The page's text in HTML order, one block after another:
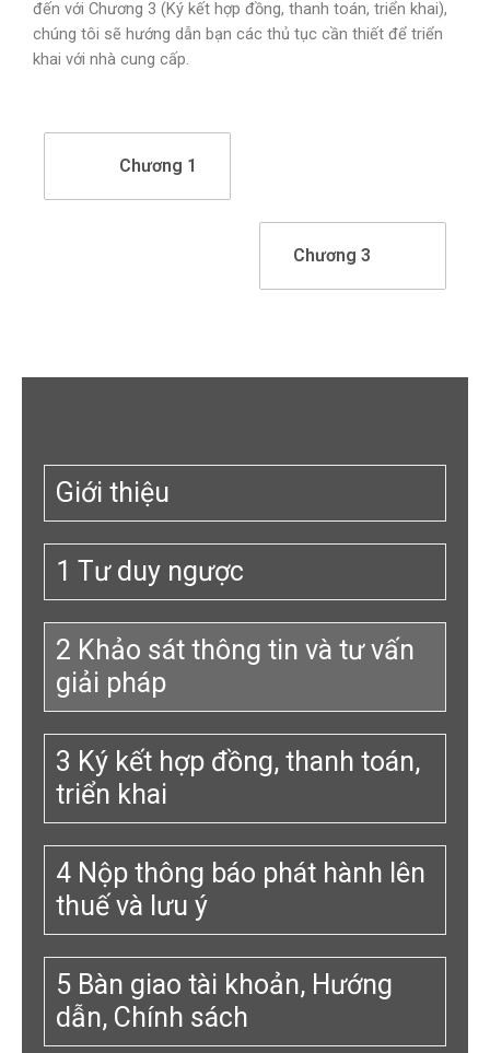
đến với Chương 3 (Ký kết hợp đồng, thanh toán, triển khai),
chúng tôi sẽ hướng dẫn bạn các thủ tục cần thiết để triển
khai với nhà cung cấp.
Chương 1
Chương 3
Giới thiệu
1 Tư duy ngược
2 Khảo sát thông tin và tư vấn
giải pháp
3 Ký kết hợp đồng, thanh toán,
triển khai
4 Nộp thông báo phát hành lên
thuế và lưu ý
5 Bàn giao tài khoản, Hướng
dẫn, Chính sách